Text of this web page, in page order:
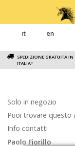
SPEDIZIONE GRATUITA IN
ITALIA*
it en
Solo in negozio
Puoi trovare questo
Info contatti
Paolo Fiorillo